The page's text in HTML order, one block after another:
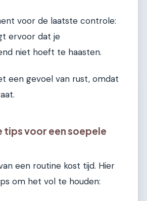
voor de laatste controle:
ervoor dat je
niet hoeft te haasten.
een gevoel van rust, omdat
tips voor een soepele
een routine kost tijd. Hier
om het vol te houden: